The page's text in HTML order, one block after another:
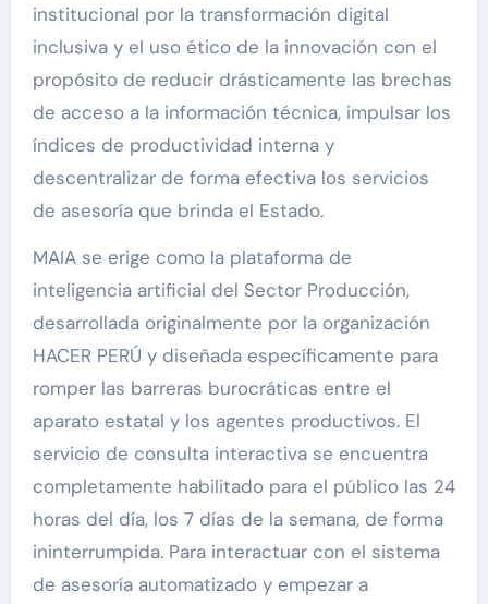
institucional por la transformación digital
inclusiva y el uso ético de la innovación con el
propósito de reducir drásticamente las brechas
de acceso a la información técnica, impulsar los
índices de productividad interna y
descentralizar de forma efectiva los servicios
de asesoría que brinda el Estado.
MAIA se erige como la plataforma de
inteligencia artificial del Sector Producción,
desarrollada originalmente por la organización
HACER PERÚ y diseñada específicamente para
romper las barreras burocráticas entre el
aparato estatal y los agentes productivos. El
servicio de consulta interactiva se encuentra
completamente habilitado para el público las 24
horas del día, los 7 días de la semana, de forma
ininterrumpida. Para interactuar con el sistema
de asesoría automatizado y empezar a